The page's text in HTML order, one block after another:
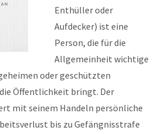
Enthüller oder
Aufdecker) ist eine
Person, die für die
Allgemeinheit wichtige
oder geschützten
Öffentlichkeit bringt. Der
mit seinem Handeln persönliche
bis zu Gefängnisstrafe